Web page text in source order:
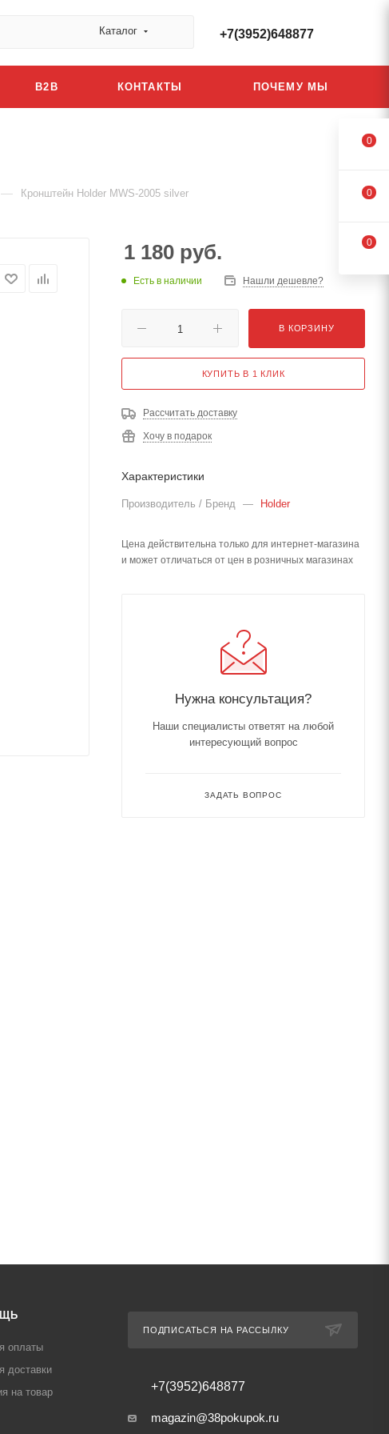
Каталог +7(3952)648877
B2B КОНТАКТЫ ПОЧЕМУ МЫ
— Кронштейн Holder MWS-2005 silver
1 180 руб.
Есть в наличии Нашли дешевле?
В КОРЗИНУ
КУПИТЬ В 1 КЛИК
Рассчитать доставку
Хочу в подарок
Характеристики
Производитель / Бренд — Holder
Цена действительна только для интернет-магазина
и может отличаться от цен в розничных магазинах
Нужна консультация?
Наши специалисты ответят на любой
интересующий вопрос
ЗАДАТЬ ВОПРОС
оплаты
доставки
на товар
ПОДПИСАТЬСЯ НА РАССЫЛКУ
+7(3952)648877
magazin@38pokupok.ru
0
0
0